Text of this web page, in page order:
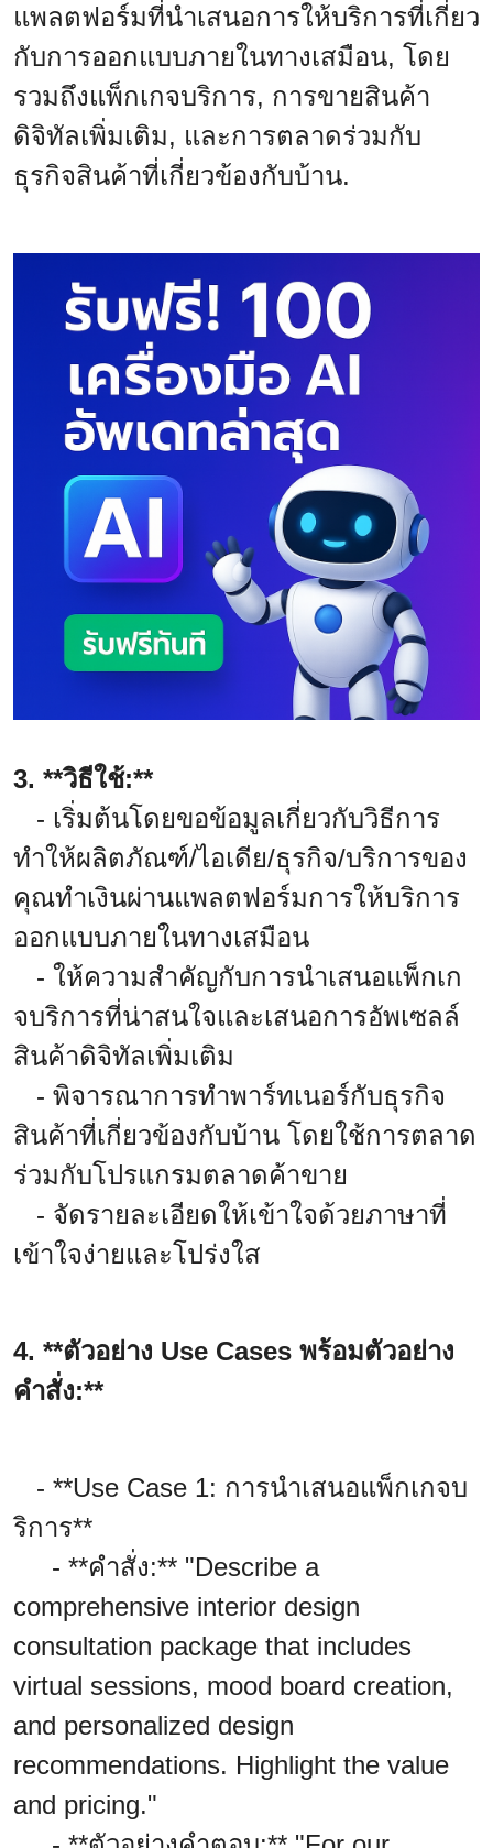
แพลตฟอร์มที่นำเสนอการให้บริการที่เกี่ยว
กับการออกแบบภายในทางเสมือน, โดย
รวมถึงแพ็กเกจบริการ, การขายสินค้า
ดิจิทัลเพิ่มเติม, และการตลาดร่วมกับ
ธุรกิจสินค้าที่เกี่ยวข้องกับบ้าน.
3. **วิธีใช้:**
- เริ่มต้นโดยขอข้อมูลเกี่ยวกับวิธีการ
ทำให้ผลิตภัณฑ์/ไอเดีย/ธุรกิจ/บริการของ
คุณทำเงินผ่านแพลตฟอร์มการให้บริการ
ออกแบบภายในทางเสมือน
- ให้ความสำคัญกับการนำเสนอแพ็กเก
จบริการที่น่าสนใจและเสนอการอัพเซลล์
สินค้าดิจิทัลเพิ่มเติม
- พิจารณาการทำพาร์ทเนอร์กับธุรกิจ
สินค้าที่เกี่ยวข้องกับบ้าน โดยใช้การตลาด
ร่วมกับโปรแกรมตลาดค้าขาย
- จัดรายละเอียดให้เข้าใจด้วยภาษาที่
เข้าใจง่ายและโปร่งใส
4. **ตัวอย่าง Use Cases พร้อมตัวอย่าง
คำสั่ง:**
- **Use Case 1: การนำเสนอแพ็กเกจบ
ริการ**
- **คำสั่ง:** "Describe a
comprehensive interior design
consultation package that includes
virtual sessions, mood board creation,
and personalized design
recommendations. Highlight the value
and pricing."